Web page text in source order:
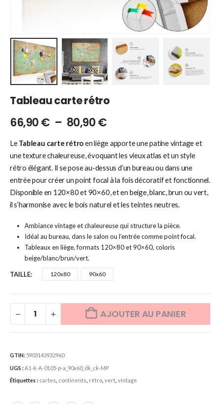
Tableau carte rétro
66,90€ – 80,90€
LeTableau carte rétroen liège apporte une patine vintage et
une texture chaleureuse, évoquant les vieux atlas et un style
rétro élégant. Il se pose au-dessus d’un bureau ou dans une
entrée pour créer un point focal à la fois décoratif et fonctionnel.
Disponible en 120×80 et 90×60, et en beige, blanc, brun ou vert,
il s’harmonise avec le bois naturel et les teintes neutres.
Ambiance vintage et chaleureuse qui structure la pièce.
Idéal au bureau, dans le salon ou l’entrée comme point focal.
Tableaux en liège, formats 120×80 et 90×60, coloris
beige/blanc/brun/vert.
TAILLE 120x80 90x60
AJOUTER AU PANIER
GTIN: 5903143932960
UGS : A1-k-A-0105-p-a_90x60_dk_ck-MP
Étiquettes : cartes continents rétro vert vintage